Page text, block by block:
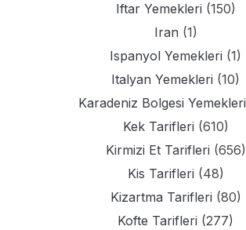
Iftar Yemekleri (150)
Iran (1)
Ispanyol Yemekleri (1)
Italyan Yemekleri (10)
Karadeniz Bolgesi Yemekleri
Kek Tarifleri (610)
Kirmizi Et Tarifleri (656)
Kis Tarifleri (48)
Kizartma Tarifleri (80)
Kofte Tarifleri (277)